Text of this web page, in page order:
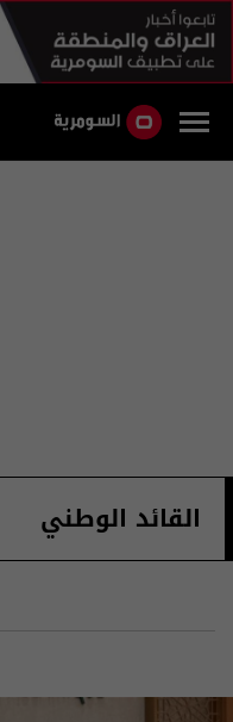
القائد الوطني